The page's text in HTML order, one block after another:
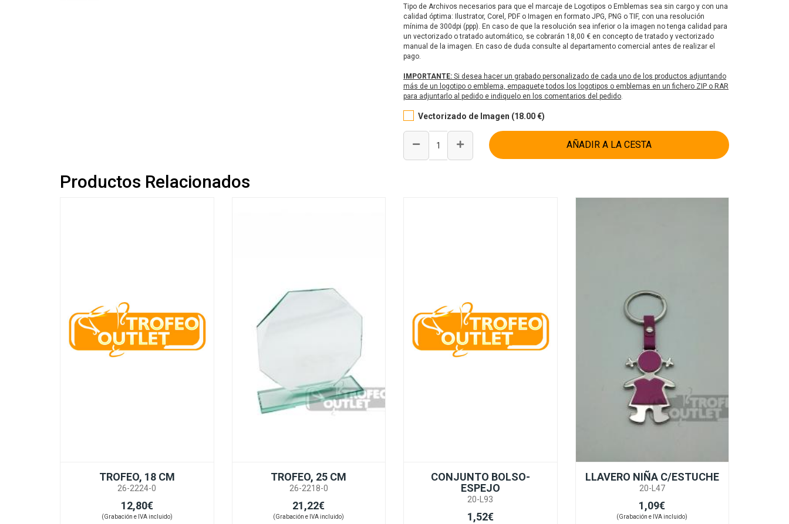
Tipo de Archivos necesarios para que el marcaje de Logotipos o Emblemas sea sin cargo y con una
calidad óptima: Ilustrator, Corel, PDF o Imagen en formato JPG, PNG o TIF, con una resolución
mínima de 300dpi (ppp). En caso de que la resolución sea inferior o la imagen no tenga calidad para
un vectorizado o tratado automático, se cobrarán 18,00 € en concepto de tratado y vectorizado
manual de la imagen. En caso de duda consulte al departamento comercial antes de realizar el
pago.
IMPORTANTE: Si desea hacer un grabado personalizado de cada uno de los productos adjuntando
más de un logotipo o emblema, empaquete todos los logotipos o emblemas en un fichero ZIP o RAR
para adjuntarlo al pedido e indiquelo en los comentarios del pedido.
Vectorizado de Imagen (18.00 €)
AÑADIR A LA CESTA
Productos Relacionados
TROFEO, 18 CM
26-2224-0
12,80€
(Grabación e IVA incluido)
TROFEO, 25 CM
26-2218-0
21,22€
(Grabación e IVA incluido)
CONJUNTO BOLSO-
ESPEJO
20-L93
1,52€
LLAVERO NIÑA C/ESTUCHE
20-L47
1,09€
(Grabación e IVA incluido)